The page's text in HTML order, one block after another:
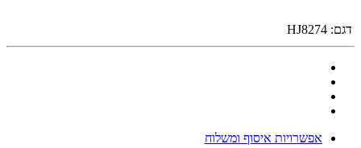
דגם: HJ8274
אפשרויות איסוף ומשלוח